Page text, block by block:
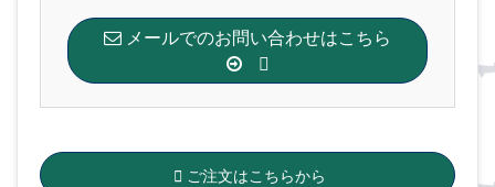
メールでのお問い合わせはこちら
ご注文はこちらから